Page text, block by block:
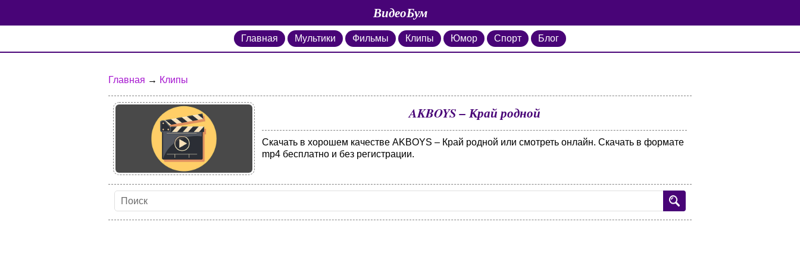
ВидеоБум
Главная Мультики Фильмы Клипы Юмор Спорт Блог
Главная → Клипы
AKBOYS – Край родной
Скачать в хорошем качестве AKBOYS – Край родной или смотреть онлайн. Скачать в формате
mp4 бесплатно и без регистрации.